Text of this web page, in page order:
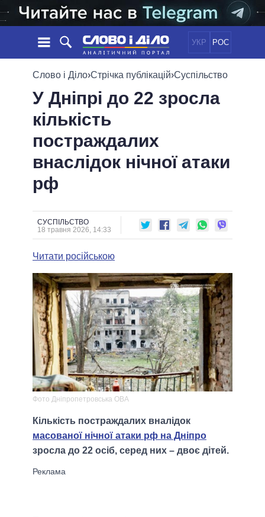
УКР РОС
НОВИНИ
СТРІЧКА
ПОДІЇ
СТАТТІ
ДУМКИ
ОГЛЯДИ
ДАЙДЖЕСТИ
ПОЛІТИКА
СУСПІЛЬСТВО
ОБIЦЯНКИ
ПОЛIТИКИ
УСІ ПОЛІТИКИ
ПРЕЗИДЕНТ І ОФІС
ВЕРХОВНА РАДА
ГОЛОВИ ОБЛАДМІНІСТРАЦІЙ
МЕРИ МІСТ
ВСІ ПЕРСОНИ
ІНФОГРАФІКА
ПОРІВНЯННЯ ПОЛІТИКІВ
Слово і Діло›Стрічка публікацій›Суспільство
У Дніпрі до 22 зросла
кількість
постраждалих
внаслідок нічної атаки
рф
СУСПІЛЬСТВО
18 травня 2026, 14:33
Читати російською
Фото Дніпропетровська ОВА
Кількість постраждалих вналідок
масованої нічної атаки рф на Дніпро
зросла до 22 осіб, серед них – двоє дітей.